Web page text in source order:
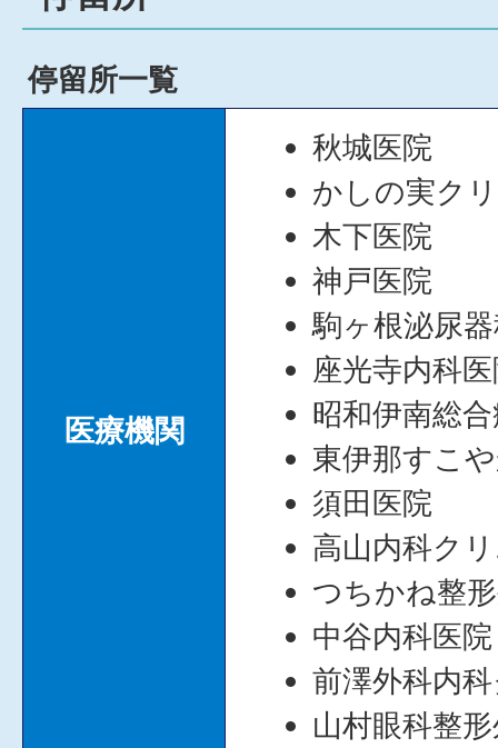
停留所一覧
医療機関
秋城医院
かしの実ク
木下医院
神戸医院
駒ヶ根泌尿
座光寺内科
昭和伊南総
東伊那すこ
須田医院
高山内科ク
つちかね整
中谷内科医院
前澤外科内
山村眼科整